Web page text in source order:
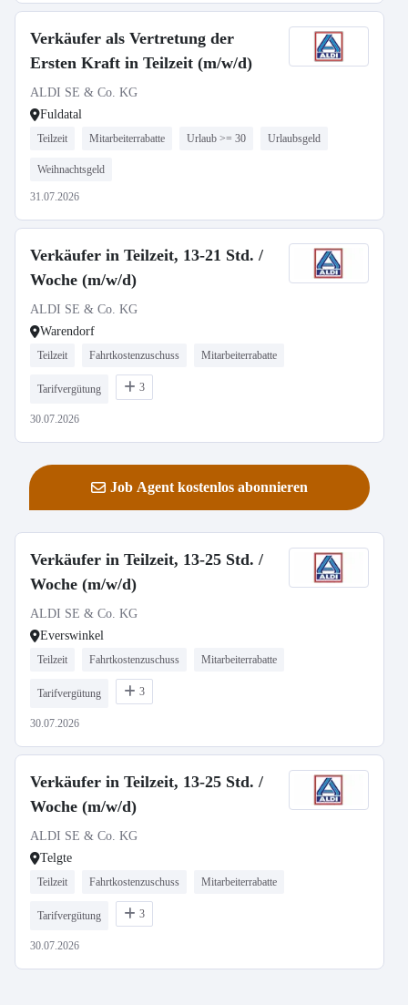
Verkäufer als Vertretung der
Ersten Kraft in Teilzeit (m/w/d)
ALDI SE & Co. KG
Fuldatal
Teilzeit Mitarbeiterrabatte Urlaub >= 30 Urlaubsgeld
Weihnachtsgeld
31.07.2026
Verkäufer in Teilzeit, 13-21 Std. /
Woche (m/w/d)
ALDI SE & Co. KG
Warendorf
Teilzeit Fahrtkostenzuschuss Mitarbeiterrabatte
Tarifvergütung 3
30.07.2026
Job Agent kostenlos abonnieren
Verkäufer in Teilzeit, 13-25 Std. /
Woche (m/w/d)
ALDI SE & Co. KG
Everswinkel
Teilzeit Fahrtkostenzuschuss Mitarbeiterrabatte
Tarifvergütung 3
30.07.2026
Verkäufer in Teilzeit, 13-25 Std. /
Woche (m/w/d)
ALDI SE & Co. KG
Telgte
Teilzeit Fahrtkostenzuschuss Mitarbeiterrabatte
Tarifvergütung 3
30.07.2026